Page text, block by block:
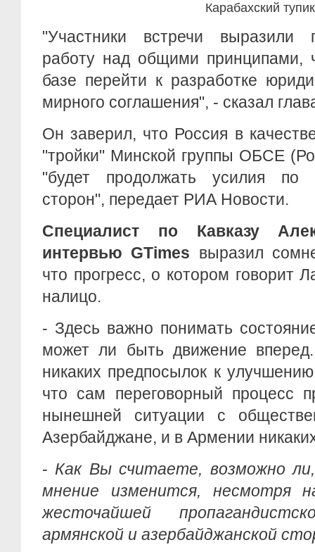
Карабахский тупик
"Участники встречи выразили
работу над общими принципами,
базе перейти к разработке
мирного соглашения", - сказал
Он заверил, что Россия в
"тройки" Минской группы ОБСЕ
"будет продолжать усилия по
сторон", передает РИА Новости.
Специалист по Кавказу
интервью GTimes выразил
что прогресс, о котором говорит
налицо.
- Здесь важно понимать
может ли быть движение
никаких предпосылок к
что сам переговорный процесс
нынешней ситуации с
Азербайджане, и в Армении
- Как Вы считаете, возможно
мнение изменится, несмотря
жесточайшей
армянской и азербайджанской